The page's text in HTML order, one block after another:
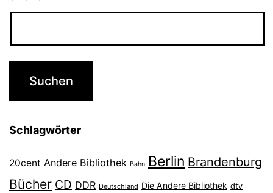
Schlagwörter
20cent Andere Bibliothek Bahn Berlin Brandenburg
Bücher CD DDR Deutschland Die Andere Bibliothek dtv